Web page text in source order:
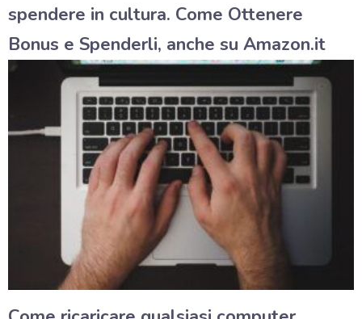
spendere in cultura. Come Ottenere
Bonus e Spenderli, anche su Amazon.it